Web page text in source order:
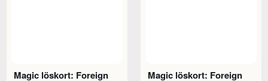
Magic löskort: Foreign
Magic löskort: Foreign